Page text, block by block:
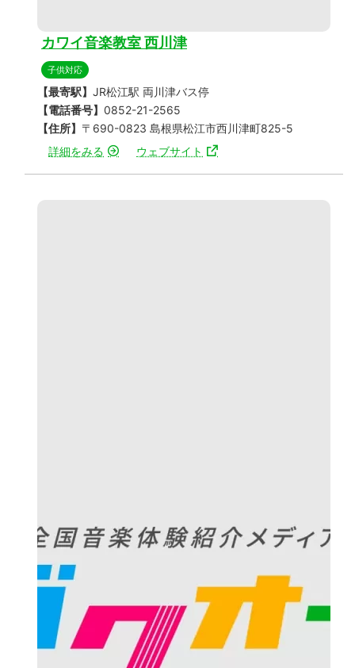
カワイ音楽教室 西川津
子供対応
【最寄駅】 JR松江駅 両川津バス停
【電話番号】 0852-21-2565
【住所】 〒690-0823 島根県松江市西川津町825-5
詳細をみる
ウェブサイト